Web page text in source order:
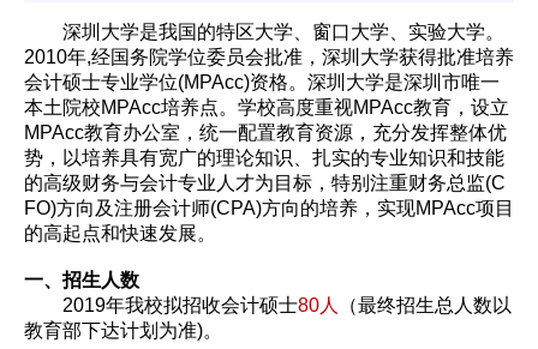
深圳大学是我国的特区大学、窗口大学、实验大学。
2010年,经国务院学位委员会批准，深圳大学获得批准培养
会计硕士专业学位(MPAcc)资格。深圳大学是深圳市唯一
本土院校MPAcc培养点。学校高度重视MPAcc教育，设立
MPAcc教育办公室，统一配置教育资源，充分发挥整体优
势，以培养具有宽广的理论知识、扎实的专业知识和技能
的高级财务与会计专业人才为目标，特别注重财务总监(C
FO)方向及注册会计师(CPA)方向的培养，实现MPAcc项目
的高起点和快速发展。
一、招生人数
2019年我校拟招收会计硕士80人
（最终招生总人数以
教育部下达计划为准)。